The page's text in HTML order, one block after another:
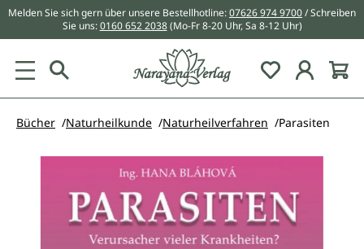
springen
Melden Sie sich gern über unsere Bestellhotline:07626 974 9700/ Schreiben
Sie uns:0160 652 2038 (Mo-Fr 8-20 Uhr, Sa 8-12 Uhr)
Du hast 0
Bücher Naturheilkunde Naturheilverfahren Parasiten
Bildergalerie überspringen